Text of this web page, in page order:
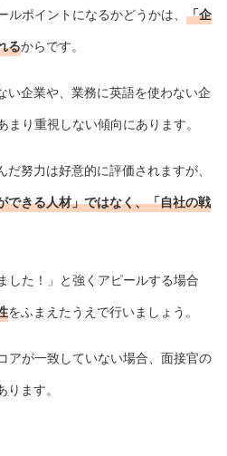
ポイントになるかどうかは、 「企
るからです。
い企業や、業務に英語を使わない企
り重視しない傾向にあります。
努力は好意的に評価されますが、
できる人材」ではなく、「自社の戦
した！」と強くアピールする場合
をふまえたうえで行いましょう。
アが一致していない場合、面接官の
ます。